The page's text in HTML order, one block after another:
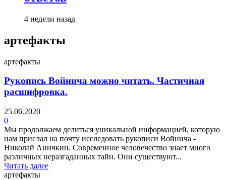
4 недели назад
артефакты
артефакты
Рукопись Войнича можно читать. Частичная
расшифровка.
25.06.2020
0
Мы продолжаем делиться уникальной информацией, которую
нам прислал на почту исследовать рукописи Войнича -
Николай Аничкин. Современное человечество знает много
различных неразгаданных тайн. Они существуют...
Читать далее
артефакты